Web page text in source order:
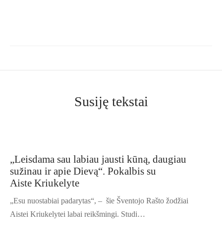
Susiję tekstai
„Leisdama sau labiau jausti kūną, daugiau
sužinau ir apie Dievą“. Pokalbis su
Aiste Kriukelyte
„Esu nuostabiai padarytas“, – šie Šventojo Rašto žodžiai
Aistei Kriukelytei labai reikšmingi. Studi…